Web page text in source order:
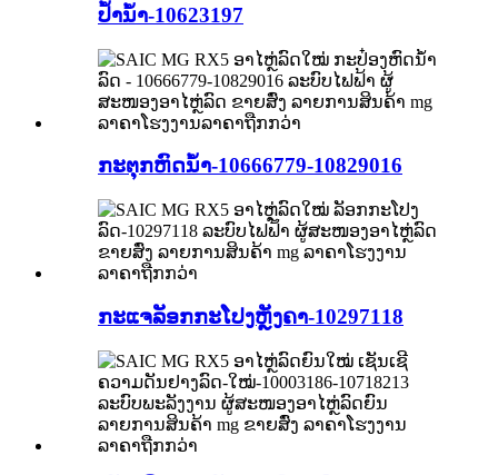
ປໍ້ານໍ້າ-10623197
ກະຕຸກຫົດນ້ຳ-10666779-10829016
ກະແຈລັອກກະໂປງຫຼັງຄາ-10297118